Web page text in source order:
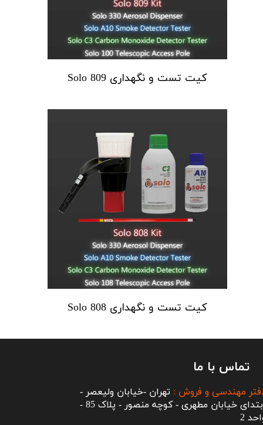
کیت تست و نگهداری Solo 809
کیت تست و نگهداری Solo 808
تماس با ما
مهندسی و فروش : تهران -خیابان ولیعصر -
ابتدای خیابان مطهری - کوچه منصور - پلاک 85 -
2